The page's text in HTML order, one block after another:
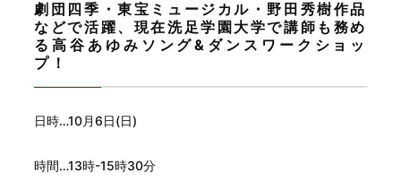
劇団四季・東宝ミュージカル・野田秀樹作品
などで活躍、現在洗足学園大学で講師も務め
る高谷あゆみソング&ダンスワークショッ
プ！
日時…10月6日(日)
時間…13時-15時30分